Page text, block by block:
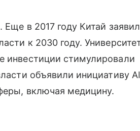
Еще в 2017 году Китай
к 2030 году.
инвестиции стимулировали
объявили инициативу
включая медицину.